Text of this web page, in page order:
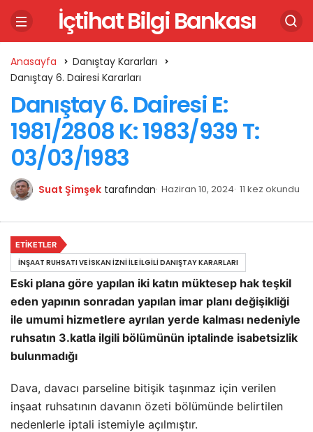
İçtihat Bilgi Bankası
Anasayfa
Danıştay Kararları
Danıştay 6. Dairesi Kararları
Danıştay 6. Dairesi E:
1981/2808 K: 1983/939 T:
03/03/1983
Suat Şimşek tarafından Haziran 10, 2024 11 kez okundu
Eski plana göre yapılan iki katın müktesep hak teşkil
eden yapının sonradan yapılan imar planı değişikliği
ile umumi hizmetlere ayrılan yerde kalması nedeniyle
ruhsatın 3.katla ilgili bölümünün iptalinde isabetsizlik
bulunmadığı
Dava, davacı parseline bitişik taşınmaz için verilen
inşaat ruhsatının davanın özeti bölümünde belirtilen
nedenlerle iptali istemiyle açılmıştır.
ETIKETLER
İNŞAAT RUHSATI VE İSKAN İZNI ILE İLGILI DANIŞTAY KARARLARI